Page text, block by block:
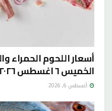
أسعار اللحوم الحمراء
الخميس ٦ اغسطس ٢٠٢٦
أغسطس 6, 2026